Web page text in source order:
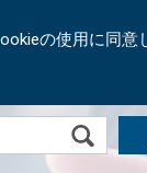
の使用に同意